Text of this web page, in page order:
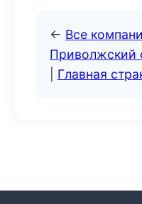
← Все
Приволжский
Главная